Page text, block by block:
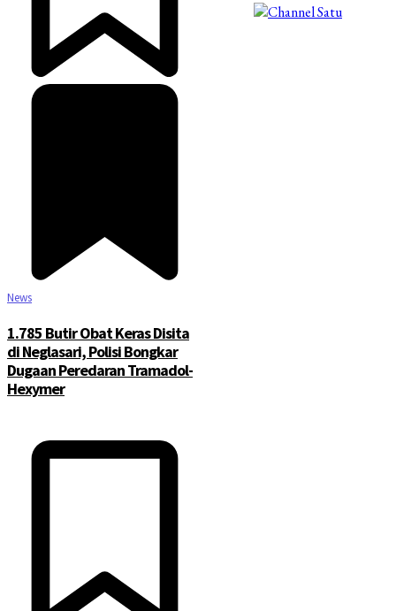
News
1.785 Butir Obat Keras Disita
di Neglasari, Polisi Bongkar
Dugaan Peredaran Tramadol-
Hexymer